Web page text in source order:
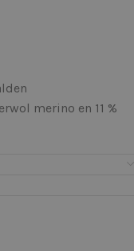
merino en 11 %